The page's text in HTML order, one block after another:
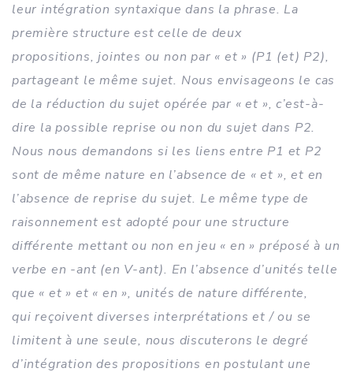
leur intégration syntaxique dans la phrase. La
première structure est celle de deux
propositions, jointes ou non par « et » (P1 (et) P2),
partageant le même sujet. Nous envisageons le cas
de la réduction du sujet opérée par « et », c’est-à-
dire la possible reprise ou non du sujet dans P2.
Nous nous demandons si les liens entre P1 et P2
sont de même nature en l’absence de « et », et en
l’absence de reprise du sujet. Le même type de
raisonnement est adopté pour une structure
différente mettant ou non en jeu « en » préposé à un
verbe en -ant (en V-ant). En l’absence d’unités telle
que « et » et « en », unités de nature différente,
qui reçoivent diverses interprétations et / ou se
limitent à une seule, nous discuterons le degré
d’intégration des propositions en postulant une